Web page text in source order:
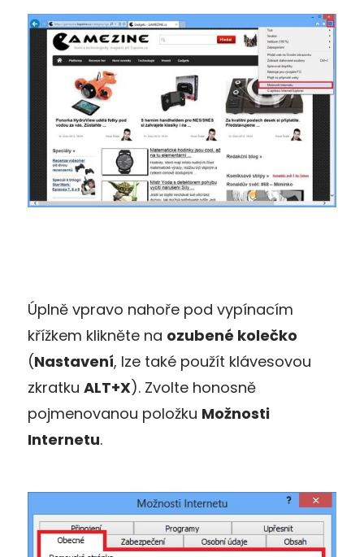
Úplně vpravo nahoře pod vypínacím
křížkem klikněte na ozubené kolečko
(Nastavení, lze také použít klávesovou
zkratku ALT+X). Zvolte honosně
pojmenovanou položku Možnosti
Internetu.